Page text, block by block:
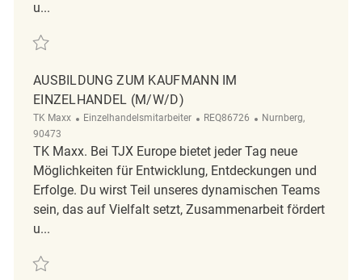
u...
Retten Ausbildung zum Kaufmann im Einzelhandel (m/w/d) REQ89075
AUSBILDUNG ZUM KAUFMANN IM
EINZELHANDEL (M/W/D)
TK Maxx Kategorie
Einzelhandelsmitarbeiter ReqId
REQ86726 Ort
Nurnberg,
90473
TK Maxx. Bei TJX Europe bietet jeder Tag neue
Möglichkeiten für Entwicklung, Entdeckungen und
Erfolge. Du wirst Teil unseres dynamischen Teams
sein, das auf Vielfalt setzt, Zusammenarbeit fördert
u...
Retten Ausbildung zum Kaufmann im Einzelhandel (m/w/d) REQ86726